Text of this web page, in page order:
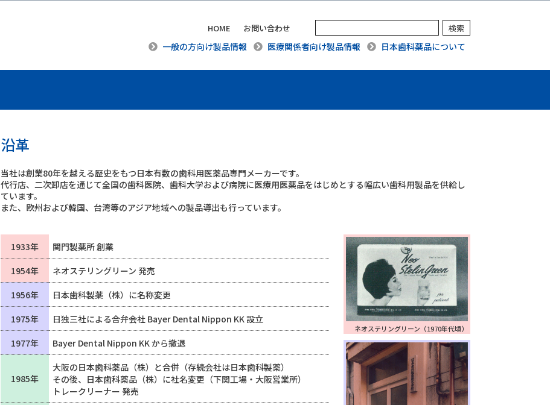
HOME お問い合わせ
一般の方向け製品情報 医療関係者向け製品情報 日本歯科薬品について
沿革
当社は創業80年を越える歴史をもつ日本有数の歯科用医薬品専門メーカーです。
代行店、二次卸店を通じて全国の歯科医院、歯科大学および病院に医療用医薬品をはじめとする幅広い歯科用製品を供給し
ています。
また、欧州および韓国、台湾等のアジア地域への製品導出も行っています。
1933年
関門製薬所 創業
1954年
ネオステリングリーン 発売
1956年
日本歯科製薬（株）に名称変更
1975年
日独三社による合弁会社 Bayer Dental Nippon KK 設立
1977年
Bayer Dental Nippon KK から撤退
1985年
大阪の日本歯科薬品（株）と合併（存続会社は日本歯科製薬）
その後、日本歯科薬品（株）に社名変更（下関工場・大阪営業所）
トレークリーナー 発売
ネオステリングリーン （1970年代頃）